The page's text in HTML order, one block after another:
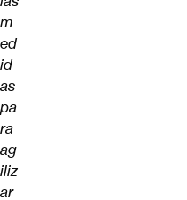
m
ed
id
as
pa
ra
ag
iliz
ar